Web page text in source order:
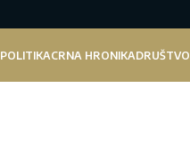
POLITIKACRNA HRONIKADRUŠTVO